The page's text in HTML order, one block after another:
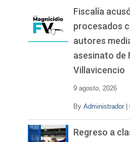
Fiscalía
procesados
autores
asesinato de
Villavicencio
9 agosto, 2026
By Administrador
Regreso a